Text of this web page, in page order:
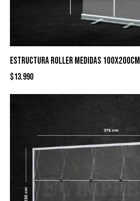
ESTRUCTURA ROLLER MEDIDAS 100X200CM
$13.990